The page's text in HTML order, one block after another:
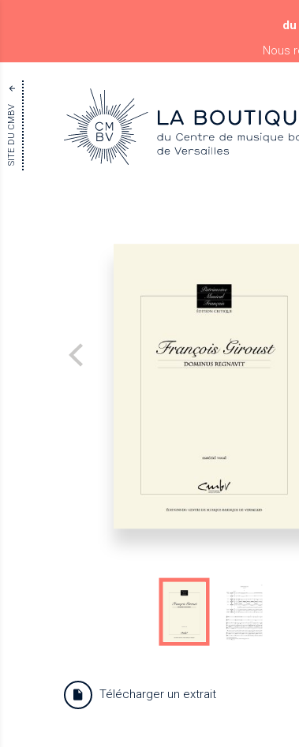
Nous
SITE DU CMBV
Télécharger un extrait